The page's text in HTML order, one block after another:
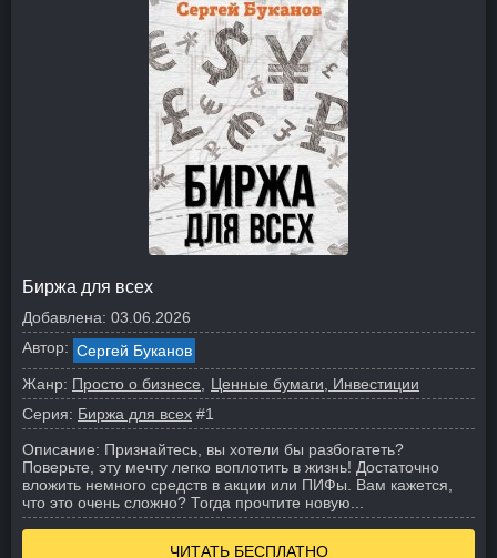
Биржа для всех
Добавлена: 03.06.2026
Автор: Сергей Буканов
Жанр: Просто о бизнесе
Ценные бумаги, Инвестиции
Серия: Биржа для всех #1
Описание: Признайтесь, вы хотели бы разбогатеть?
Поверьте, эту мечту легко воплотить в жизнь! Достаточно
вложить немного средств в акции или ПИФы. Вам кажется,
что это очень сложно? Тогда прочтите новую...
ЧИТАТЬ БЕСПЛАТНО